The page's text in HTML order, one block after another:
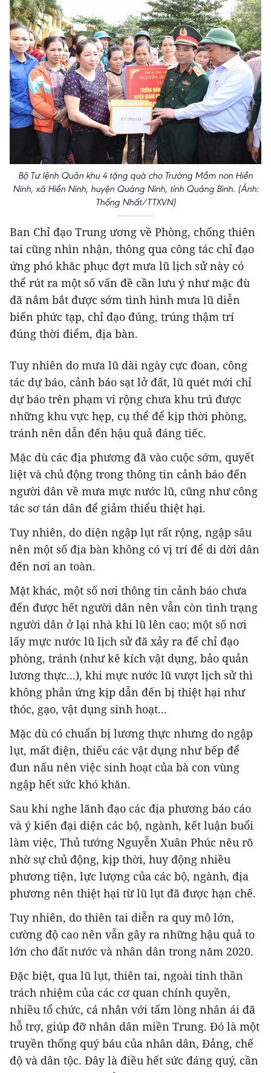
Bộ Tư lệnh Quân khu 4 tặng quà cho Trường Mầm non Hiền
Ninh, xã Hiền Ninh, huyện Quảng Ninh, tỉnh Quảng Bình. (Ảnh:
Thống Nhất/TTXVN)
Ban Chỉ đạo Trung ương về Phòng, chống thiên
tai cũng nhìn nhận, thông qua công tác chỉ đạo
ứng phó khăc phục đợt mưa lũ lịch sử này có
thể rút ra một số vấn đề cần lưu ý như mặc đù
đã nắm bắt được sớm tình hình mưa lũ diễn
biến phức tạp, chỉ đạo đúng, trúng thậm trí
đúng thời điểm, địa bàn.
Tuy nhiên do mưa lũ dài ngày cực đoan, công
tác dự báo, cảnh báo sạt lở đất, lũ quét mới chỉ
dự báo trên phạm vi rộng chưa khu trú được
những khu vực hẹp, cụ thể để kịp thời phòng,
tránh nên dẫn đến hậu quả đáng tiếc.
Mặc dù các địa phương đã vào cuộc sớm, quyết
liệt và chủ động trong thông tin cảnh báo đến
người dân về mưa mực nước lũ, cũng như công
tác sơ tán dân để giảm thiểu thiệt hại.
Tuy nhiên, do diện ngập lụt rất rộng, ngập sâu
nên một số địa bàn không có vị trí để di dời dân
đến nơi an toàn.
Mặt khác, một số nơi thông tin cảnh báo chưa
đến được hết người dân nên vẫn còn tình trạng
người dân ở lại nhà khi lũ lên cao; một số nơi
lấy mực nước lũ lịch sử đã xảy ra để chỉ đạo
phòng, tránh (như kê kích vật dụng, bảo quản
lương thực...), khi mực nước lũ vượt lịch sử thì
không phản ứng kịp dẫn đến bị thiệt hại như
thóc, gạo, vật dụng sinh hoạt...
Mặc dù có chuẩn bị lương thực nhưng do ngập
lụt, mất điện, thiếu các vật dụng như bếp để
đun nấu nên việc sinh hoạt của bà con vùng
ngập hết sức khó khăn.
Sau khi nghe lãnh đạo các địa phương báo cáo
và ý kiến đại diện các bộ, ngành, kết luận buổi
làm việc, Thủ tướng Nguyễn Xuân Phúc nêu rõ
nhờ sự chủ động, kịp thời, huy động nhiều
phương tiện, lực lượng của các bộ, ngành, địa
phương nên thiệt hại từ lũ lụt đã được hạn chế.
Tuy nhiên, do thiên tai diễn ra quy mô lớn,
cường độ cao nên vẫn gây ra những hậu quả to
lớn cho đất nước và nhân dân trong năm 2020.
Đặc biệt, qua lũ lụt, thiên tai, ngoài tinh thần
trách nhiệm của các cơ quan chính quyền,
nhiều tổ chức, cá nhân với tấm lòng nhân ái đã
hỗ trợ, giúp đỡ nhân dân miền Trung. Đó là một
truyền thống quý báu của nhân dân, Đảng, chế
độ và dân tộc. Đây là điều hết sức đáng quý, cần